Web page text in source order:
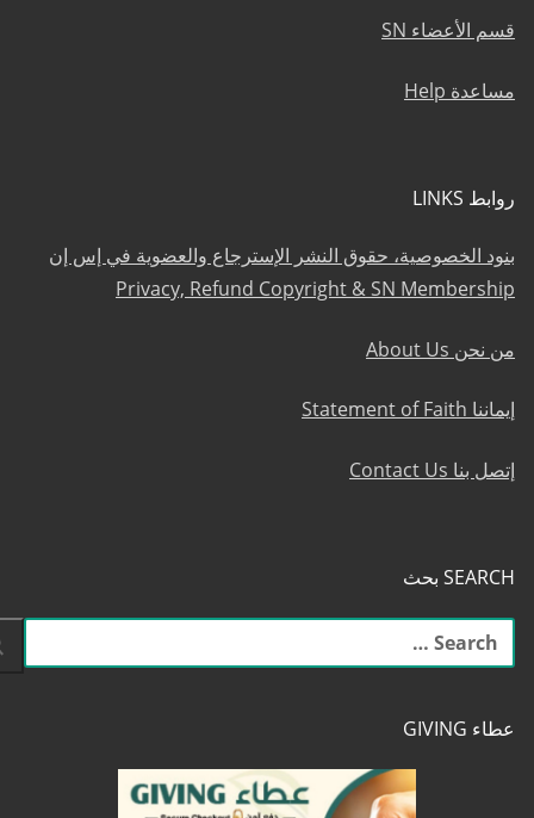
قسم الأعضاء SN
مساعدة Help
روابط LINKS
بنود الخصوصية، حقوق النشر الإسترجاع والعضوية في إس إن
Privacy, Refund Copyright & SN Membership
من نحن About Us
إيماننا Statement of Faith
إتصل بنا Contact Us
SEARCH بحث
البحث
عن:
عطاء GIVING